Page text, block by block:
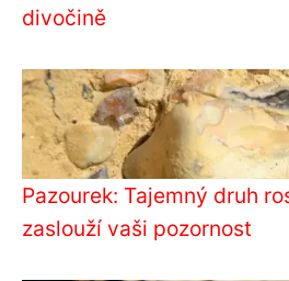
divočině
Pazourek: Tajemný druh
zaslouží vaši pozornost